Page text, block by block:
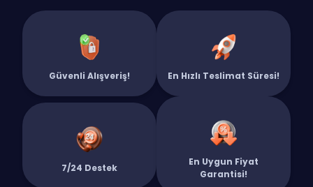
Güvenli Alışveriş! En Hızlı Teslimat Süresi!
7/24 Destek
En Uygun Fiyat
Garantisi!